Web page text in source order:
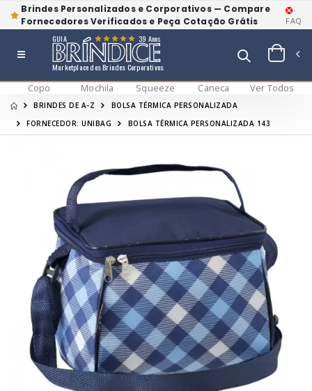
Brindes Personalizados e Corporativos — Compare
Fornecedores Verificados e Peça Cotação Grátis
FAQ
Marketplace dos Brindes Corporativos
GUIA 39 Anos
Copo Mochila Squeeze Caneca Ver Todos
BRINDES DE A-Z
BOLSA TÉRMICA PERSONALIZADA
FORNECEDOR: UNIBAG
BOLSA TÉRMICA PERSONALIZADA 143